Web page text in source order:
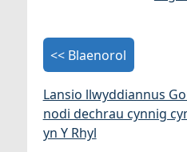
<< Blaenorol
Lansio llwyddiannus
nodi dechrau cynnig
yn Y Rhyl